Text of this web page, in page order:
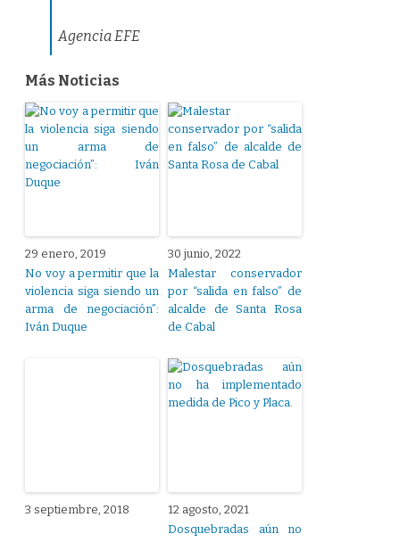
Agencia EFE
Más Noticias
29 enero, 2019
No voy a permitir que la
violencia siga siendo un
arma de negociación”:
Iván Duque
30 junio, 2022
Malestar conservador
por “salida en falso” de
alcalde de Santa Rosa
de Cabal
3 septiembre, 2018
12 agosto, 2021
Dosquebradas aún no